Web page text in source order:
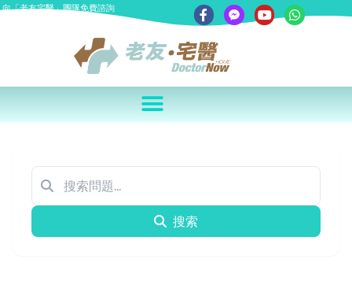
向「老友宅醫」團隊免費諮詢
搜索